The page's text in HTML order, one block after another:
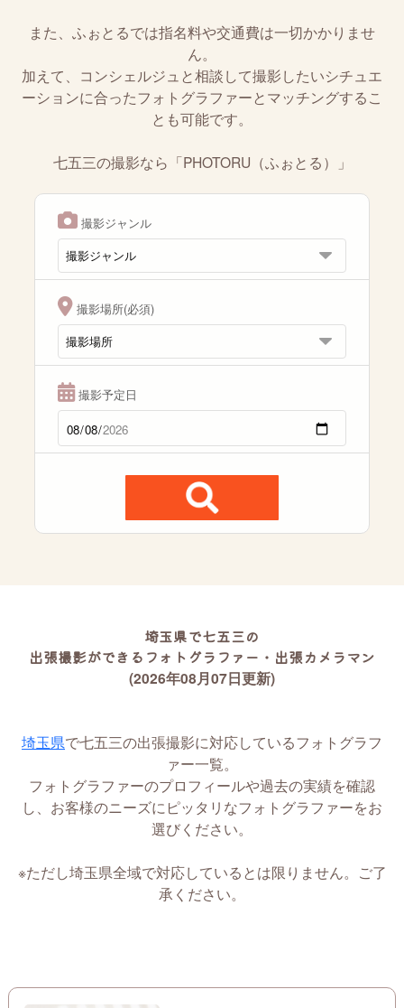
また、ふぉとるでは指名料や交通費は一切かかりませ
ん。
加えて、コンシェルジュと相談して撮影したいシチュエ
ーションに合ったフォトグラファーとマッチングするこ
とも可能です。
七五三の撮影なら「PHOTORU（ふぉとる）」
撮影ジャンル
撮影場所(必須)
撮影予定日
埼玉県で七五三の
出張撮影ができるフォトグラファー・出張カメラマン
(2026年08月07日更新)
埼玉県で七五三の出張撮影に対応しているフォトグラフ
ァー一覧。
フォトグラファーのプロフィールや過去の実績を確認
し、お客様のニーズにピッタリなフォトグラファーをお
選びください。
※ただし埼玉県全域で対応しているとは限りません。ご了
承ください。